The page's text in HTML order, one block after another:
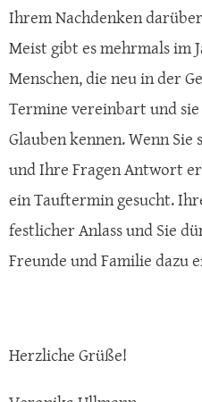
Ihrem Nachdenken
Meist gibt es mehrmals im
Menschen, die neu in der
Termine vereinbart und
Glauben kennen. Wenn
und Ihre Fragen Antwort
ein Tauftermin gesucht.
festlicher Anlass und Sie
Freunde und Familie dazu
Herzliche Grüße!